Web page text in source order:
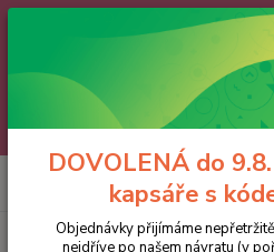
🌼
Jakmile se vrátíme, všechny
postupně - v pořadí, v jakém nám
A abychom vám čekání trochu
a 10% sleva na kapsáře
DOVOLENÁ do
kapsáře s
Objednávky přijímáme
nejdříve po našem návratu (v